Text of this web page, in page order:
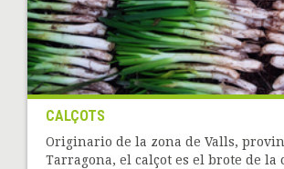
CALÇOTS
Originario de la zona de Valls,
Tarragona, el calçot es el brote de la